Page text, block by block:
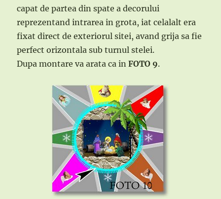
capat de partea din spate a decorului
reprezentand intrarea in grota, iat celalalt era
fixat direct de exteriorul sitei, avand grija sa fie
perfect orizontala sub turnul stelei.
Dupa montare va arata ca inFOTO 9.